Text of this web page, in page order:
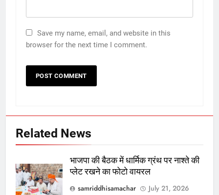
Save my name, email, and website in this
browser for the next time I comment.
Related News
भाजपा की बैठक में धार्मिक ग्रंथ पर नाश्ते की
प्लेट रखने का फोटो वायरल
samriddhisamachar
July 21, 2026